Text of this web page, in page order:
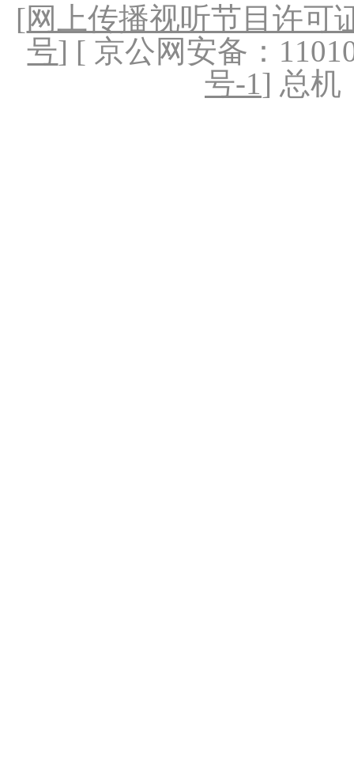
[网上传播视听节目许可
号] [ 京公网安备：
号-1] 总机